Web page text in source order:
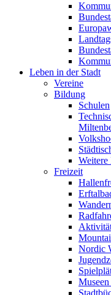
Leben in der Stadt
Vereine
Bildung
Schulen
Weitere
Freizeit
Nordic